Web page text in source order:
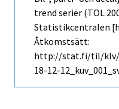
trend serier (TOL
Statistikcentralen
Åtkomstsätt:
http://stat.fi/til/klv/
18-12-